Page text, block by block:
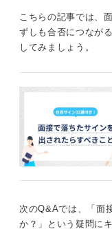
ていくためには
を具体的に振り
かった部分を重点
0
こちらの記事では、
ずしも合否につなが
してみましょう。
次のQ&Aでは、「面
か？」という疑問に